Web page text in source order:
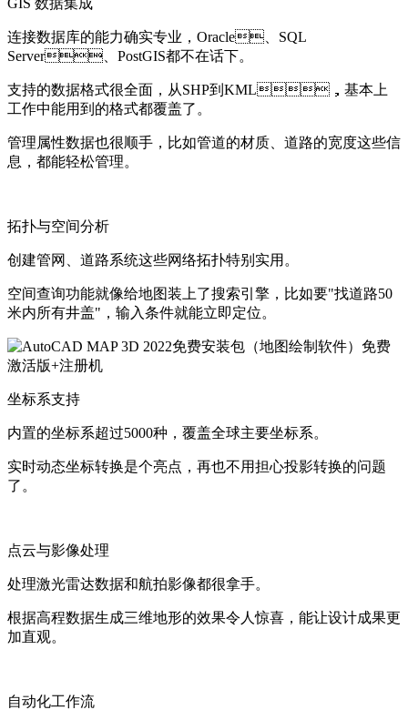
连接数据库的能力确实专业，Oracle、SQL
Server、PostGIS都不在话下。
支持的数据格式很全面，从SHP到KML，基本上
工作中能用到的格式都覆盖了。
管理属性数据也很顺手，比如管道的材质、道路的宽度这些信
息，都能轻松管理。
拓扑与空间分析
创建管网、道路系统这些网络拓扑特别实用。
空间查询功能就像给地图装上了搜索引擎，比如要"找道路50
米内所有井盖"，输入条件就能立即定位。
坐标系支持
内置的坐标系超过5000种，覆盖全球主要坐标系。
实时动态坐标转换是个亮点，再也不用担心投影转换的问题
了。
点云与影像处理
处理激光雷达数据和航拍影像都很拿手。
根据高程数据生成三维地形的效果令人惊喜，能让设计成果更
加直观。
自动化工作流